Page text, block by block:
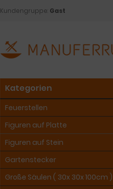
Kundengruppe: Gast
Kategorien
Feuerstellen
Figuren auf Platte
Figuren auf Stein
Gartenstecker
Große Säulen ( 30x 30x 100cm )